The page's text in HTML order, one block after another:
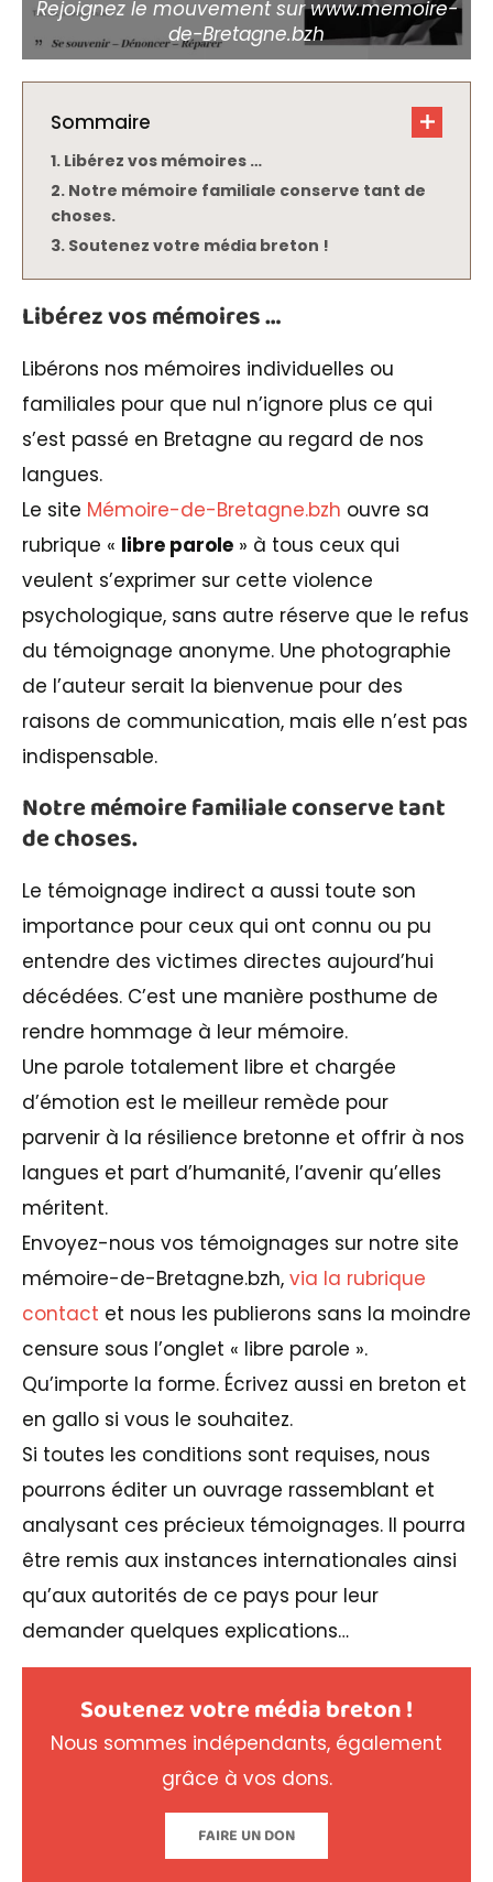
Rejoignez le mouvement sur www.memoire-
de-Bretagne.bzh
Sommaire
Libérez vos mémoires …
Notre mémoire familiale conserve tant de
choses.
Soutenez votre média breton !
Libérez vos mémoires …
Libérons nos mémoires individuelles ou
familiales pour que nul n’ignore plus ce qui
s’est passé en Bretagne au regard de nos
langues.
Le site Mémoire-de-Bretagne.bzh ouvre sa
rubrique « libre parole » à tous ceux qui
veulent s’exprimer sur cette violence
psychologique, sans autre réserve que le refus
du témoignage anonyme. Une photographie
de l’auteur serait la bienvenue pour des
raisons de communication, mais elle n’est pas
indispensable.
Notre mémoire familiale conserve tant
de choses.
Le témoignage indirect a aussi toute son
importance pour ceux qui ont connu ou pu
entendre des victimes directes aujourd’hui
décédées. C’est une manière posthume de
rendre hommage à leur mémoire.
Une parole totalement libre et chargée
d’émotion est le meilleur remède pour
parvenir à la résilience bretonne et offrir à nos
langues et part d’humanité, l’avenir qu’elles
méritent.
Envoyez-nous vos témoignages sur notre site
mémoire-de-Bretagne.bzh, via la rubrique
contact et nous les publierons sans la moindre
censure sous l’onglet « libre parole ».
Qu’importe la forme. Écrivez aussi en breton et
en gallo si vous le souhaitez.
Si toutes les conditions sont requises, nous
pourrons éditer un ouvrage rassemblant et
analysant ces précieux témoignages. Il pourra
être remis aux instances internationales ainsi
qu’aux autorités de ce pays pour leur
demander quelques explications…
Soutenez votre média breton !
Nous sommes indépendants, également
grâce à vos dons.
FAIRE UN DON